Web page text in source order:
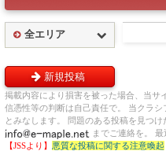
全エリア
掲載内容により損害を被った場合、当サ
信憑性等の判断は自己責任で。 当クラシ
とみなします。 問題のある投稿を見つけ
までご連絡を。 最
【JSSより】 悪質な投稿に関する注意喚起
新規投稿